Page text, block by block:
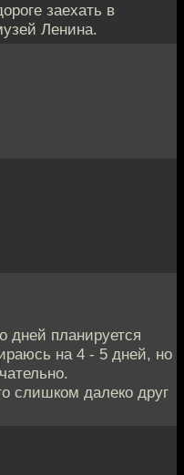
заехать в
Ленина.
дней планируется
на 4 - 5 дней, но
слишком далеко друг